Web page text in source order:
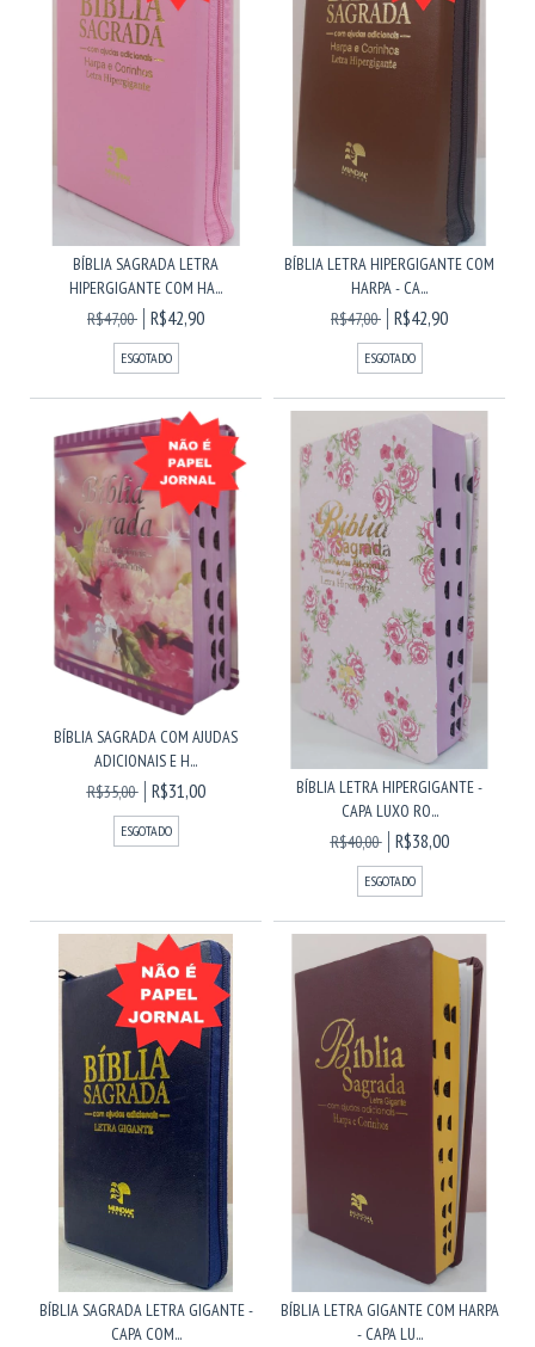
BÍBLIA SAGRADA LETRA
HIPERGIGANTE COM HA...
R$47,00
R$42,90
ESGOTADO
BÍBLIA LETRA HIPERGIGANTE COM
HARPA - CA...
R$47,00
R$42,90
ESGOTADO
BÍBLIA SAGRADA COM AJUDAS
ADICIONAIS E H...
R$35,00
R$31,00
ESGOTADO
BÍBLIA LETRA HIPERGIGANTE -
CAPA LUXO RO...
R$40,00
R$38,00
ESGOTADO
BÍBLIA SAGRADA LETRA GIGANTE -
CAPA COM...
BÍBLIA LETRA GIGANTE COM HARPA
- CAPA LU...